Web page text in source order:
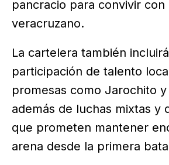
pancracio para convivir
veracruzano.
La cartelera también
participación de talento
promesas como Jarochito
además de luchas mixtas y
que prometen mantener
arena desde la primera